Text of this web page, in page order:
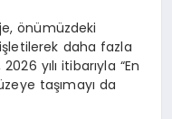
önümüzdeki
daha fazla
yılı itibarıyla “En
taşımayı da